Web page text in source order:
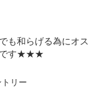
リー
も和らげる為にオス
です★★★